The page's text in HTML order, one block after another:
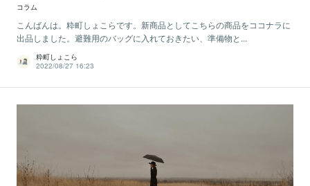
コラム
こんばんは。粋町しょこらです。新商品としてこちらの商品をココナラに
出品しました。避難用のバッグに入れておきたい、準備物と...
粋町しょこら
2022/08/27 16:23